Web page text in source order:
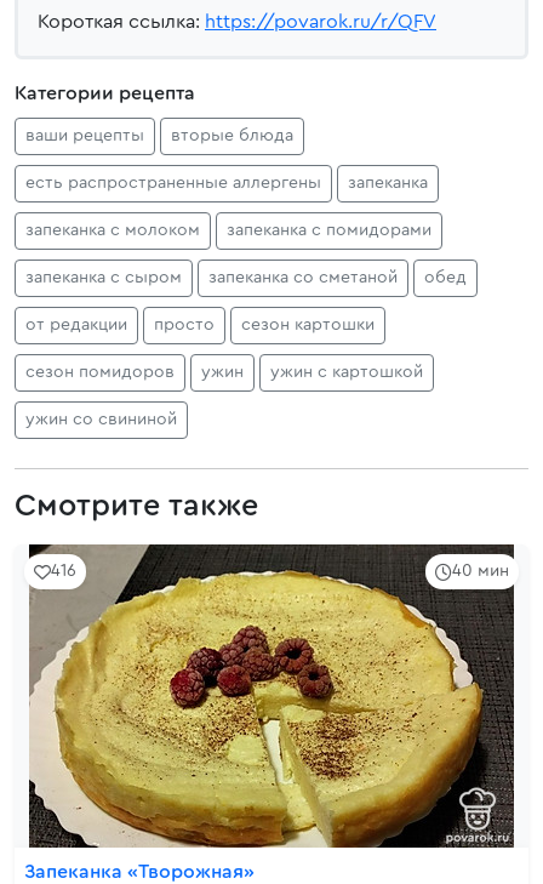
Короткая ссылка: https://povarok.ru/r/QFV
Категории рецепта
ваши рецепты вторые блюда
есть распространенные аллергены запеканка
запеканка с молоком запеканка с помидорами
запеканка с сыром запеканка со сметаной обед
от редакции просто сезон картошки
сезон помидоров ужин ужин с картошкой
ужин со свининой
Смотрите также
40 мин
416
Запеканка «Творожная»